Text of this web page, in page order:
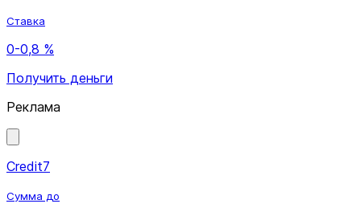
Ставка
0-0,8 %
Получить деньги
Реклама
Credit7
Сумма до